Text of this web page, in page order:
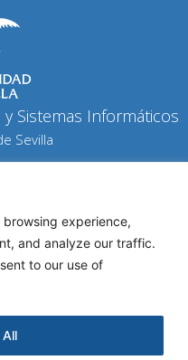
experience,
and analyze our traffic.
to our use of
Sistemas Informáticos
Sevilla
Aviso legal
reservados
tecnología